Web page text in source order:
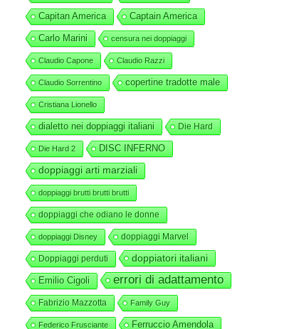
Capitan America Captain America
Carlo Marini censura nei doppiaggi
Claudio Capone Claudio Razzi
Claudio Sorrentino copertine tradotte male
Cristiana Lionello
dialetto nei doppiaggi italiani Die Hard
Die Hard 2 DISC INFERNO
doppiaggi arti marziali
doppiaggi brutti brutti brutti
doppiaggi che odiano le donne
doppiaggi Disney doppiaggi Marvel
Doppiaggi perduti doppiatori italiani
Emilio Cigoli errori di adattamento
Fabrizio Mazzotta Family Guy
Federico Frusciante Ferruccio Amendola